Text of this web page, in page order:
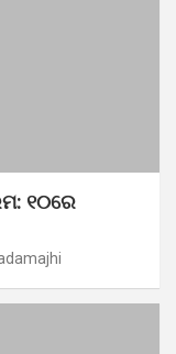
୧୦ରେ